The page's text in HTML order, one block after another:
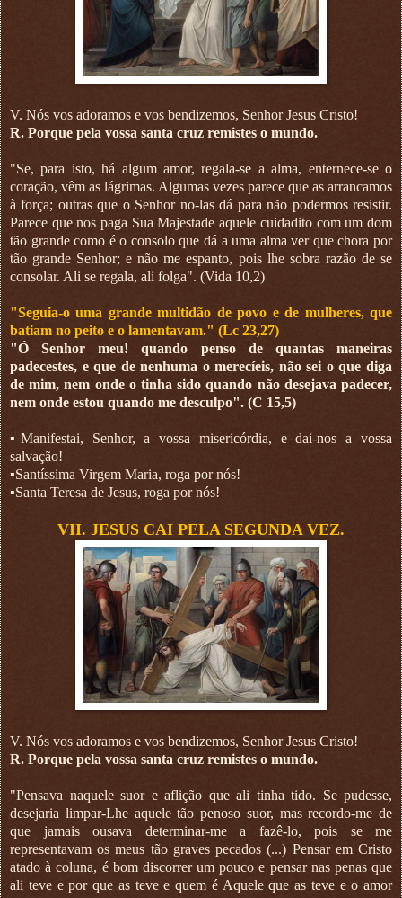
V. Nós vos adoramos e vos bendizemos, Senhor Jesus Cristo!
R. Porque pela vossa santa cruz remistes o mundo.
"Se, para isto, há algum amor, regala-se a alma, enternece-se o
coração, vêm as lágrimas. Algumas vezes parece que as arrancamos
à força; outras que o Senhor no-las dá para não podermos resistir.
Parece que nos paga Sua Majestade aquele cuidadito com um dom
tão grande como é o consolo que dá a uma alma ver que chora por
tão grande Senhor; e não me espanto, pois lhe sobra razão de se
consolar. Ali se regala, ali folga". (Vida 10,2)
"Seguia-o uma grande multidão de povo e de mulheres, que
batiam no peito e o lamentavam." (Lc 23,27)
"Ó Senhor meu! quando penso de quantas maneiras
padecestes, e que de nenhuma o merecíeis, não sei o que diga
de mim, nem onde o tinha sido quando não desejava padecer,
nem onde estou quando me desculpo". (C 15,5)
▪︎Manifestai, Senhor, a vossa misericórdia, e dai-nos a vossa
salvação!
▪︎Santíssima Virgem Maria, roga por nós!
▪︎Santa Teresa de Jesus, roga por nós!
VII. JESUS CAI PELA SEGUNDA VEZ.
V. Nós vos adoramos e vos bendizemos, Senhor Jesus Cristo!
R. Porque pela vossa santa cruz remistes o mundo.
"Pensava naquele suor e aflição que ali tinha tido. Se pudesse,
desejaria limpar-Lhe aquele tão penoso suor, mas recordo-me de
que jamais ousava determinar-me a fazê-lo, pois se me
representavam os meus tão graves pecados (...) Pensar em Cristo
atado à coluna, é bom discorrer um pouco e pensar nas penas que
ali teve e por que as teve e quem é Aquele que as teve e o amor